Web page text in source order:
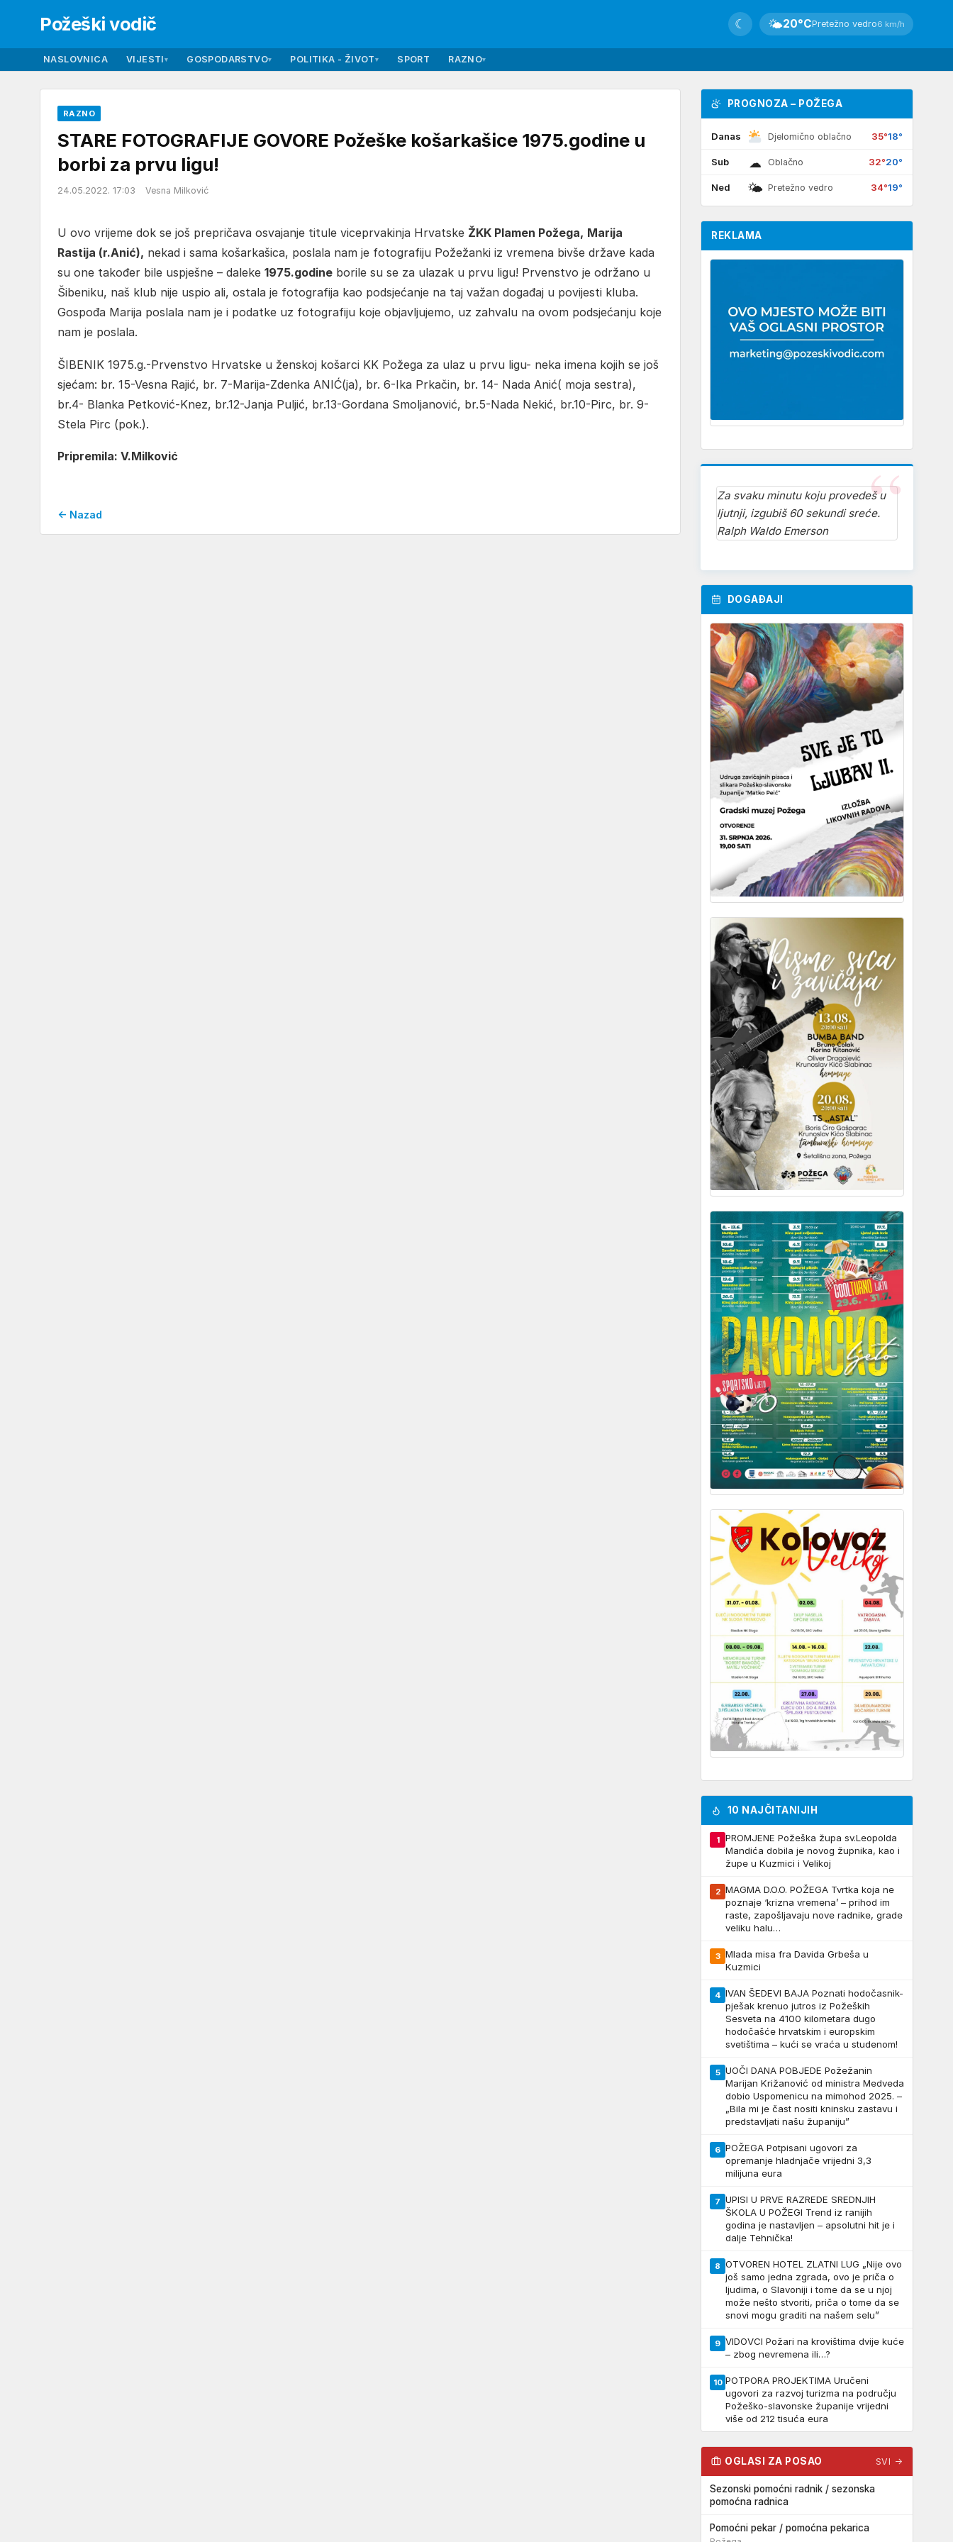
Požeški vodič 🌤20°CPretežno vedro6 km/h
☾
NASLOVNICA VIJESTI▾ GOSPODARSTVO▾ POLITIKA - ŽIVOT▾ SPORT RAZNO▾
RAZNO
STARE FOTOGRAFIJE GOVORE Požeške košarkašice 1975.godine u
borbi za prvu ligu!
24.05.2022. 17:03 Vesna Milković
U ovo vrijeme dok se još prepričava osvajanje titule viceprvakinja Hrvatske ŽKK Plamen Požega, Marija
Rastija (r.Anić), nekad i sama košarkašica, poslala nam je fotografiju Požežanki iz vremena bivše države kada
su one također bile uspješne – daleke 1975.godine borile su se za ulazak u prvu ligu! Prvenstvo je održano u
Šibeniku, naš klub nije uspio ali, ostala je fotografija kao podsjećanje na taj važan događaj u povijesti kluba.
Gospođa Marija poslala nam je i podatke uz fotografiju koje objavljujemo, uz zahvalu na ovom podsjećanju koje
nam je poslala.
ŠIBENIK 1975.g.-Prvenstvo Hrvatske u ženskoj košarci KK Požega za ulaz u prvu ligu- neka imena kojih se još
sjećam: br. 15-Vesna Rajić, br. 7-Marija-Zdenka ANIĆ(ja), br. 6-Ika Prkačin, br. 14- Nada Anić( moja sestra),
br.4- Blanka Petković-Knez, br.12-Janja Puljić, br.13-Gordana Smoljanović, br.5-Nada Nekić, br.10-Pirc, br. 9-
Stela Pirc (pok.).
Pripremila: V.Milković
← Nazad
PROGNOZA – POŽEGA
Danas Djelomično oblačno 35°18°
Sub ☁ Oblačno 32°20°
Ned 🌤 Pretežno vedro 34°19°
REKLAMA
Za svaku minutu koju provedeš u
ljutnji, izgubiš 60 sekundi sreće.
Ralph Waldo Emerson
DOGAĐAJI
10 NAJČITANIJIH
1
PROMJENE Požeška župa sv.Leopolda
Mandića dobila je novog župnika, kao i
župe u Kuzmici i Velikoj
2 MAGMA D.O.O. POŽEGA Tvrtka koja ne
poznaje ‘krizna vremena’ – prihod im
raste, zapošljavaju nove radnike, grade
veliku halu…
3 Mlada misa fra Davida Grbeša u
Kuzmici
4 IVAN ŠEDEVI BAJA Poznati hodočasnik-
pješak krenuo jutros iz Požeških
Sesveta na 4100 kilometara dugo
hodočašće hrvatskim i europskim
svetištima – kući se vraća u studenom!
5 UOČI DANA POBJEDE Požežanin
Marijan Križanović od ministra Medveda
dobio Uspomenicu na mimohod 2025. –
„Bila mi je čast nositi kninsku zastavu i
predstavljati našu županiju”
6 POŽEGA Potpisani ugovori za
opremanje hladnjače vrijedni 3,3
milijuna eura
7 UPISI U PRVE RAZREDE SREDNJIH
ŠKOLA U POŽEGI Trend iz ranijih
godina je nastavljen – apsolutni hit je i
dalje Tehnička!
8 OTVOREN HOTEL ZLATNI LUG „Nije ovo
još samo jedna zgrada, ovo je priča o
ljudima, o Slavoniji i tome da se u njoj
može nešto stvoriti, priča o tome da se
snovi mogu graditi na našem selu”
9 VIDOVCI Požari na krovištima dvije kuće
– zbog nevremena ili…?
10 POTPORA PROJEKTIMA Uručeni
ugovori za razvoj turizma na području
Požeško-slavonske županije vrijedni
više od 212 tisuća eura
OGLASI ZA POSAO SVI →
Sezonski pomoćni radnik / sezonska
pomoćna radnica
Pomoćni pekar / pomoćna pekarica